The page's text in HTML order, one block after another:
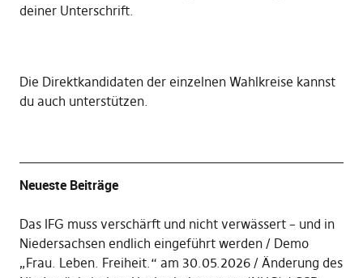
deiner Unterschrift.
Die Direktkandidaten der einzelnen Wahlkreise kannst
du auch unterstützen.
Neueste Beiträge
Das IFG muss verschärft und nicht verwässert – und in
Niedersachsen endlich eingeführt werden
Demo
„Frau. Leben. Freiheit.“ am 30.05.2026
Änderung des